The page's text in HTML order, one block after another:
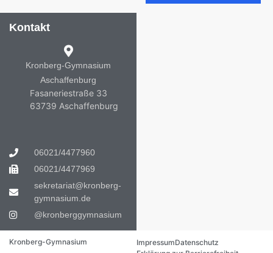
Kontakt
Kronberg-Gymnasium
Aschaffenburg
Fasaneriestraße 33
63739 Aschaffenburg
06021/4477960
06021/4477969
sekretariat@kronberg-
gymnasium.de
@kronberggymnasium
Kronberg-Gymnasium
ImpressumDatenschutz